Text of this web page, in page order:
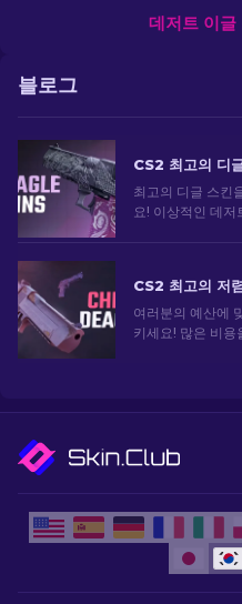
데저트 이글
블로그
최고의 디글 스킨
요! 이상적인 데저
여러분의 예산에
키세요! 많은 비용